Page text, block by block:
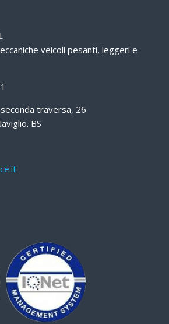
veicoli pesanti, leggeri e
traversa, 26
BS